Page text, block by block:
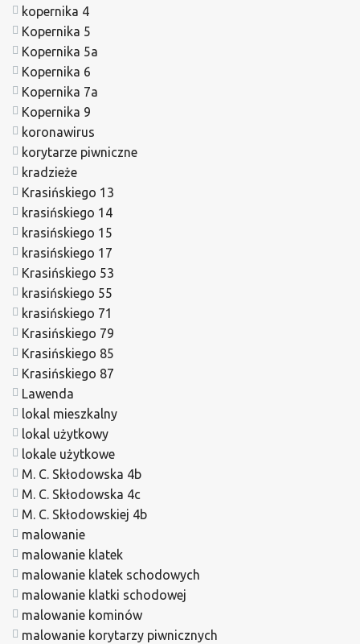
kopernika 4
Kopernika 5
Kopernika 5a
Kopernika 6
Kopernika 7a
Kopernika 9
koronawirus
korytarze piwniczne
kradzieże
Krasińskiego 13
krasińskiego 14
krasińskiego 15
krasińskiego 17
Krasińskiego 53
krasińskiego 55
krasińskiego 71
Krasińskiego 79
Krasińskiego 85
Krasińskiego 87
Lawenda
lokal mieszkalny
lokal użytkowy
lokale użytkowe
M. C. Skłodowska 4b
M. C. Skłodowska 4c
M. C. Skłodowskiej 4b
malowanie
malowanie klatek
malowanie klatek schodowych
malowanie klatki schodowej
malowanie kominów
malowanie korytarzy piwnicznych